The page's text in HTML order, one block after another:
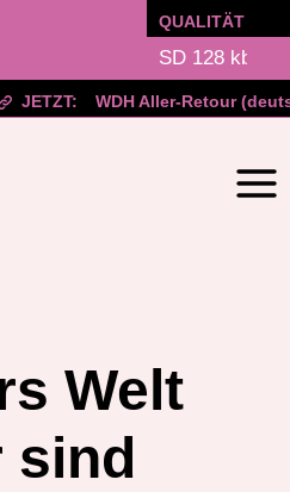
QUALITÄT
JETZT: WDH Aller-Retour
Welt
sind